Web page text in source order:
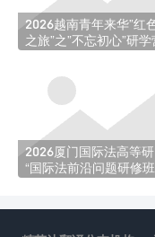
2026越南青年来华”红
之旅”之”不忘初心”研学
2026厦门国际法高等
“国际法前沿问题研修班